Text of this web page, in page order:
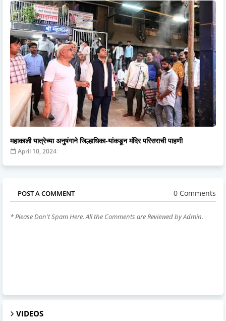
महाकाली यात्रेच्या अनुषंगाने जिल्हाधिका-यांकडून मंदिर परिसराची पाहणी
April 10, 2024
POST A COMMENT 0 Comments
* Please Don't Spam Here. All the Comments are Reviewed by Admin.
VIDEOS